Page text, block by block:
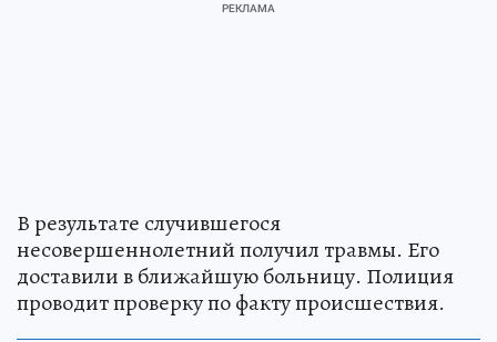
В результате случившегося
несовершеннолетний получил травмы. Его
доставили в ближайшую больницу. Полиция
проводит проверку по факту происшествия.